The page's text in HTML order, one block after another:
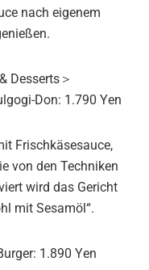
nach eigenem
Desserts＞
Don: 1.790 Yen
Frischkäsesauce,
von den Techniken
wird das Gericht
mit Sesamöl“.
1.890 Yen